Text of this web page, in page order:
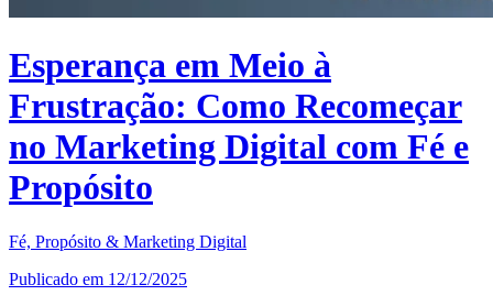
Esperança em Meio à
Frustração: Como Recomeçar
no Marketing Digital com Fé e
Propósito
Fé, Propósito & Marketing Digital
Publicado em 12/12/2025